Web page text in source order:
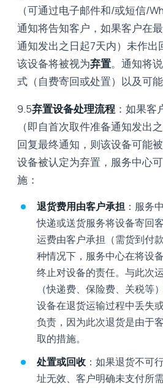
（可通过电子邮件和/或短信/
通知将告知客户，如果客户在
通知发出之日起7天内）未作出
该设备将被视为弃置。通知将
式（自费寄回或处置）以及可能
9.5弃置设备处理流程 ：如果客
（即自首次取件准备通知发出
回复最终通知，则该设备可能
设备被认定为弃置，服务中心
施：
退货费用由客户承担 ：服务
快递或送货服务将设备寄回
运费由客户承担（需货到付
种情况下，服务中心在将设
终止对设备的责任。与此次
（快递费、保险费、关税等
设备在退货运输过程中丢失
负责，因为此次退货是由于
取的措施。
处置或回收 ：如果退货不可
址无效、客户明确未支付所